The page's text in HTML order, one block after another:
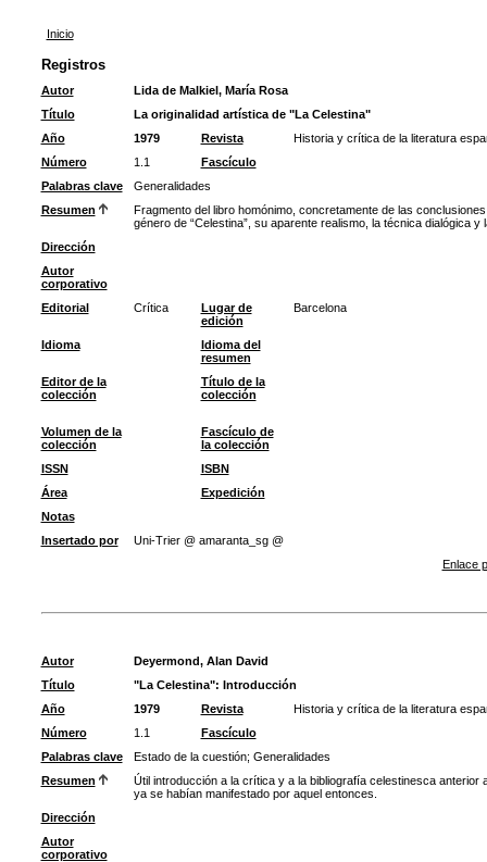
Inicio
Registros
Autor
Lida de Malkiel, María Rosa
Título
La originalidad artística de "La Celestina"
Año
1979 Revista
Historia y crítica de la literatura
Número
1.1
Fascículo
Palabras clave
Generalidades
Resumen
Fragmento del libro homónimo, concretamente de las
género de “Celestina”, su aparente realismo, la técnica dialógica
Dirección
Autor
corporativo
Editorial
Crítica
Lugar de
edición
Barcelona
Idioma
Idioma del
resumen
Editor de la
colección
Título de la
colección
Volumen de la
colección
Fascículo de
la colección
ISSN
ISBN
Área
Expedición
Notas
Insertado por
Uni-Trier @ amaranta_sg @
Enlace
Autor
Deyermond, Alan David
Título
"La Celestina": Introducción
Año
1979 Revista
Historia y crítica de la literatura
Número
1.1
Fascículo
Palabras clave
Estado de la cuestión; Generalidades
Resumen
Útil introducción a la crítica y a la bibliografía celestinesca
ya se habían manifestado por aquel entonces.
Dirección
Autor
corporativo